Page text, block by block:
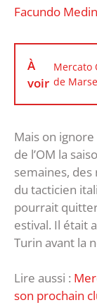
Facundo
À
voir
Mercato
de
Mais on
de l’OM la
semaines,
du tacticien
pourrait
estival. Il était
Turin avant la
Lire aussi :
son prochain